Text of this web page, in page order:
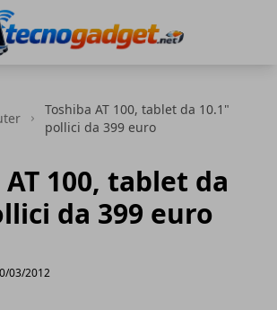
Toshiba AT 100, tablet da 10.1"
pollici da 399 euro
100, tablet da
da 399 euro
03/2012